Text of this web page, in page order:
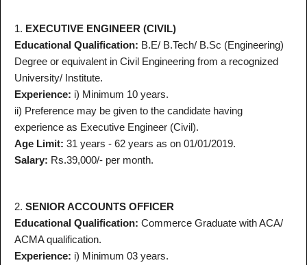
1. EXECUTIVE ENGINEER (CIVIL)
Educational Qualification: B.E/ B.Tech/ B.Sc (Engineering)
Degree or equivalent in Civil Engineering from a recognized
University/ Institute.
Experience: i) Minimum 10 years.
ii) Preference may be given to the candidate having
experience as Executive Engineer (Civil).
Age Limit: 31 years - 62 years as on 01/01/2019.
Salary: Rs.39,000/- per month.
2. SENIOR ACCOUNTS OFFICER
Educational Qualification: Commerce Graduate with ACA/
ACMA qualification.
Experience: i) Minimum 03 years.